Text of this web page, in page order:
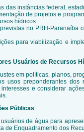
das instâncias federal,
de projetos e
hídricos
no PRH-Paranaíba
para viabilização e
Usuários de Recursos
em políticas, planos,
usos preponderantes dos
e considerar
Públicas
de água para
de Enquadramento dos